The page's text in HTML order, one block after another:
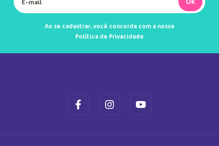
Ao se cadastrar, você concorda com a nossa
Política de Privacidade